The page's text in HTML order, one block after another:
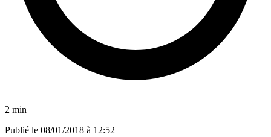
2 min
Publié le 08/01/2018 à 12:52